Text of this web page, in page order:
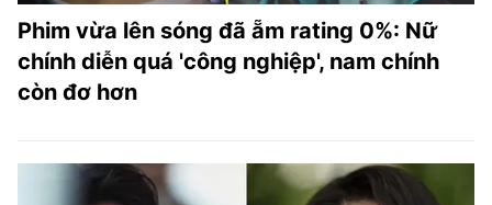
Phim vừa lên sóng đã ẵm rating 0%: Nữ
chính diễn quá 'công nghiệp', nam chính
còn đơ hơn